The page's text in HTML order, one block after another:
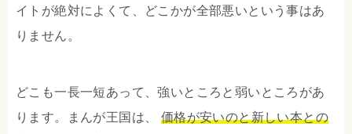
イトが絶対によくて、どこかが全部悪いという事はあ
りません。
どこも一長一短あって、強いところと弱いところがあ
ります。まんが王国は、 価格が安いのと新しい本との